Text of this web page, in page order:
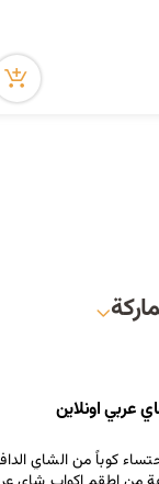
عربي اونلاين
كوباً من الشاي